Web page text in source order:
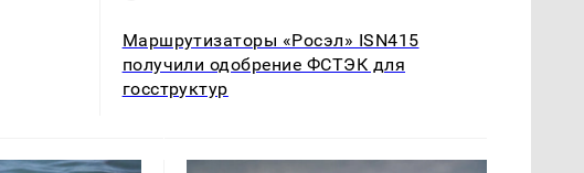
Маршрутизаторы «Росэл» ISN415
получили одобрение ФСТЭК для
госструктур